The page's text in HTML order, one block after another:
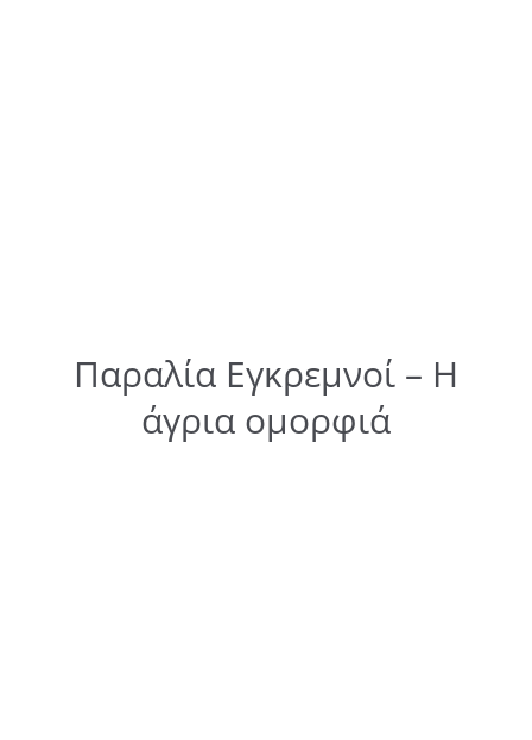
Παραλία Εγκρεμνοί – Η
άγρια ομορφιά